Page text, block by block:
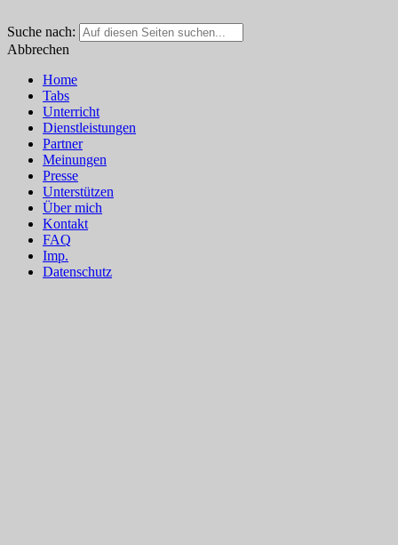
Suche nach:
Abbrechen
Home
Tabs
Unterricht
Dienstleistungen
Partner
Meinungen
Presse
Unterstützen
Über mich
Kontakt
FAQ
Imp.
Datenschutz